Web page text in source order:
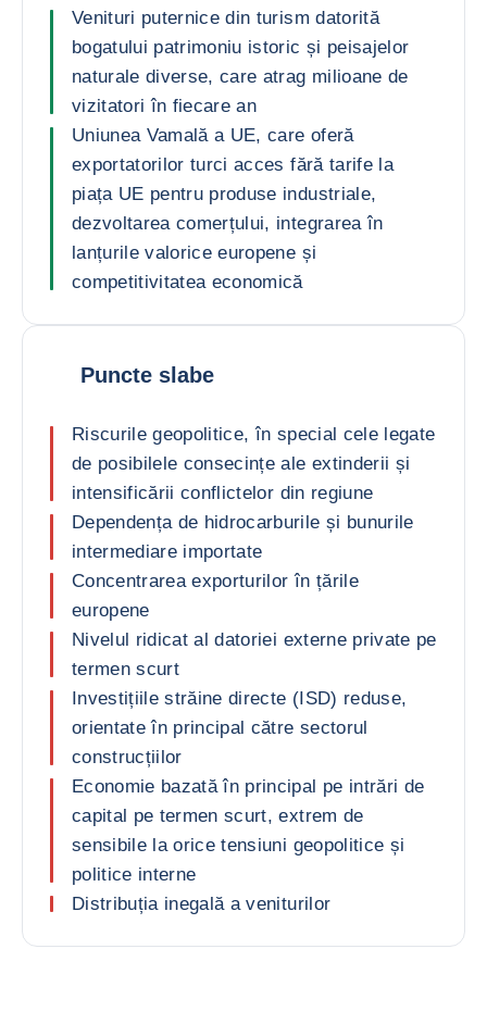
Venituri puternice din turism datorită
bogatului patrimoniu istoric și peisajelor
naturale diverse, care atrag milioane de
vizitatori în fiecare an
Uniunea Vamală a UE, care oferă
exportatorilor turci acces fără tarife la
piața UE pentru produse industriale,
dezvoltarea comerțului, integrarea în
lanțurile valorice europene și
competitivitatea economică
Puncte slabe
Riscurile geopolitice, în special cele legate
de posibilele consecințe ale extinderii și
intensificării conflictelor din regiune
Dependența de hidrocarburile și bunurile
intermediare importate
Concentrarea exporturilor în țările
europene
Nivelul ridicat al datoriei externe private pe
termen scurt
Investițiile străine directe (ISD) reduse,
orientate în principal către sectorul
construcțiilor
Economie bazată în principal pe intrări de
capital pe termen scurt, extrem de
sensibile la orice tensiuni geopolitice și
politice interne
Distribuția inegală a veniturilor